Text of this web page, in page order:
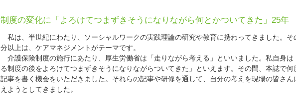
制度の変化に「よろけてつまずきそうになりながら何とかついてきた」25年
私は、半世紀にわたり、ソーシャルワークの実践理論の研究や教育に携わってきました。そ
分以上は、ケアマネジメントがテーマです。
介護保険制度の施行にあたり、厚生労働省は「走りながら考える」といいました。私自身は
る制度の後をよろけてつまずきそうになりながらついてきた」といえます。その間、本誌で何
記事を書く機会をいただきました。それらの記事や研修を通して、自分の考えを現場の皆さん
えようとしてきました。